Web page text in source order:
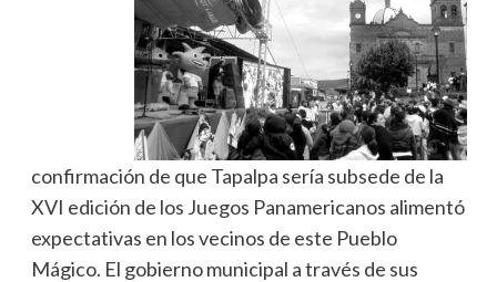
confirmación de que Tapalpa sería subsede de la
XVI edición de los Juegos Panamericanos alimentó
expectativas en los vecinos de este Pueblo
Mágico. El gobierno municipal a través de sus